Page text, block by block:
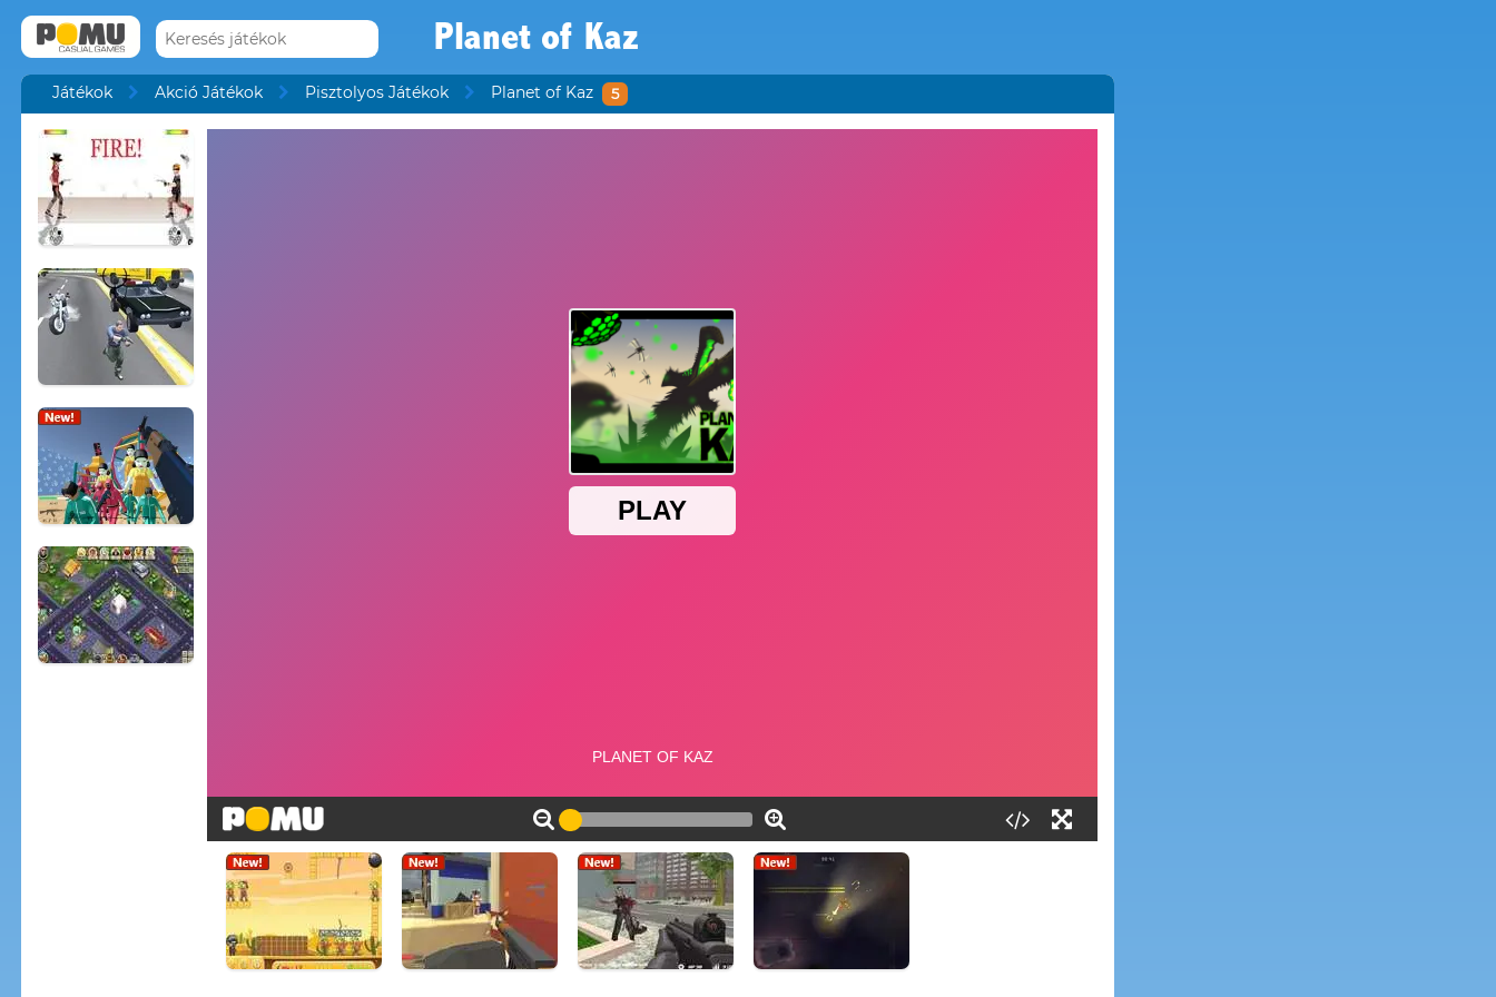
Planet of Kaz
Játékok Akció Játékok Pisztolyos Játékok Planet of Kaz 5